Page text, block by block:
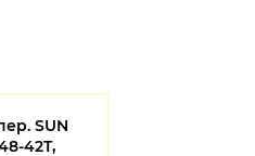
SUN
42T,